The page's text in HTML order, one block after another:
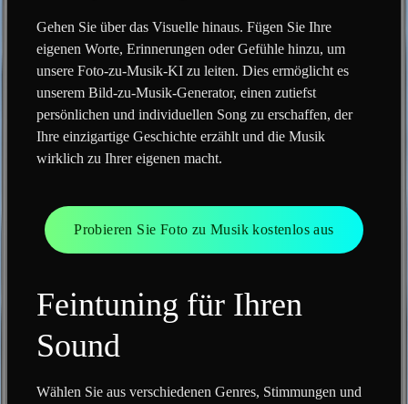
Gehen Sie über das Visuelle hinaus. Fügen Sie Ihre
eigenen Worte, Erinnerungen oder Gefühle hinzu, um
unsere Foto-zu-Musik-KI zu leiten. Dies ermöglicht es
unserem Bild-zu-Musik-Generator, einen zutiefst
persönlichen und individuellen Song zu erschaffen, der
Ihre einzigartige Geschichte erzählt und die Musik
wirklich zu Ihrer eigenen macht.
Probieren Sie Foto zu Musik kostenlos aus
Feintuning für Ihren
Sound
Wählen Sie aus verschiedenen Genres, Stimmungen und